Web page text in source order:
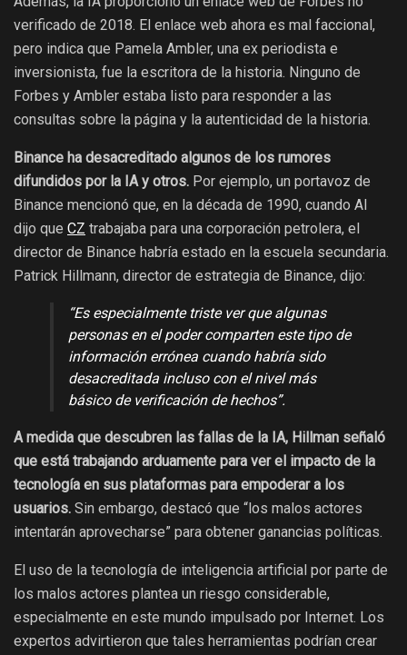
verificado de 2018. El enlace web ahora es mal faccional,
pero indica que Pamela Ambler, una ex periodista e
inversionista, fue la escritora de la historia. Ninguno de
Forbes y Ambler estaba listo para responder a las
consultas sobre la página y la autenticidad de la historia.
Binance ha desacreditado algunos de los rumores
difundidos por la IA y otros. Por ejemplo, un portavoz de
Binance mencionó que, en la década de 1990, cuando AI
dijo que CZ trabajaba para una corporación petrolera, el
director de Binance habría estado en la escuela secundaria.
Patrick Hillmann, director de estrategia de Binance, dijo:
“Es especialmente triste ver que algunas
personas en el poder comparten este tipo de
información errónea cuando habría sido
desacreditada incluso con el nivel más
básico de verificación de hechos”.
A medida que descubren las fallas de la IA, Hillman señaló
que está trabajando arduamente para ver el impacto de la
tecnología en sus plataformas para empoderar a los
usuarios. Sin embargo, destacó que “los malos actores
intentarán aprovecharse” para obtener ganancias políticas.
El uso de la tecnología de inteligencia artificial por parte de
los malos actores plantea un riesgo considerable,
especialmente en este mundo impulsado por Internet. Los
expertos advirtieron que tales herramientas podrían crear